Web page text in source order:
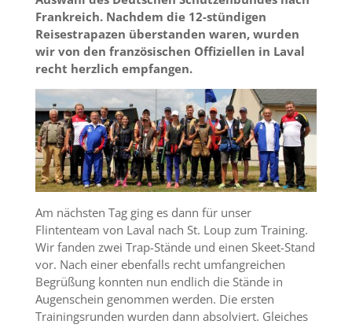
Frankreich. Nachdem die 12-stündigen
Reisestrapazen überstanden waren, wurden
wir von den französischen Offiziellen in Laval
recht herzlich empfangen.
Am nächsten Tag ging es dann für unser
Flintenteam von Laval nach St. Loup zum Training.
Wir fanden zwei Trap-Stände und einen Skeet-Stand
vor. Nach einer ebenfalls recht umfangreichen
Begrüßung konnten nun endlich die Stände in
Augenschein genommen werden. Die ersten
Trainingsrunden wurden dann absolviert. Gleiches